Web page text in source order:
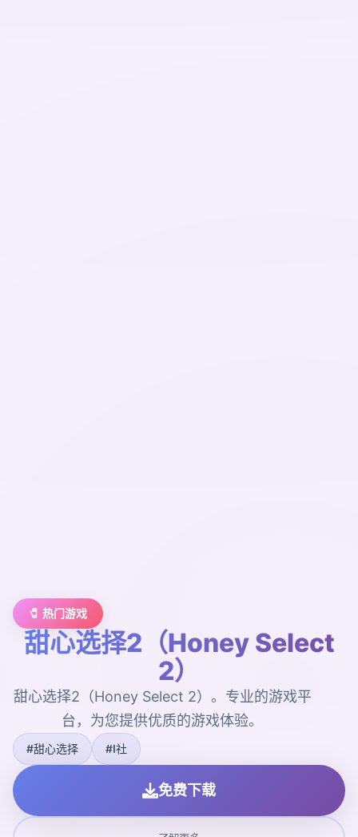
🧷 热门游戏
甜心选择2（Honey Select
2）
甜心选择2（Honey Select 2）。专业的游戏平
台，为您提供优质的游戏体验。
#甜心选择 #I社
免费下载